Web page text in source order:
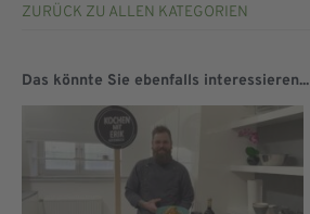
ZURÜCK ZU ALLEN KATEGORIEN
Das könnte Sie ebenfalls interessieren...